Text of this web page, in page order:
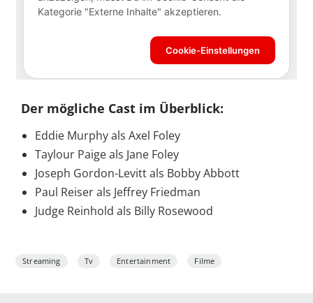
Der mögliche Cast im Überblick:
Eddie Murphy als Axel Foley
Taylour Paige als Jane Foley
Joseph Gordon-Levitt als Bobby Abbott
Paul Reiser als Jeffrey Friedman
Judge Reinhold als Billy Rosewood
Streaming Tv Entertainment Filme